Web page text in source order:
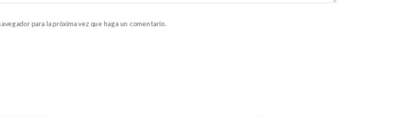
para la próxima vez que haga un comentario.